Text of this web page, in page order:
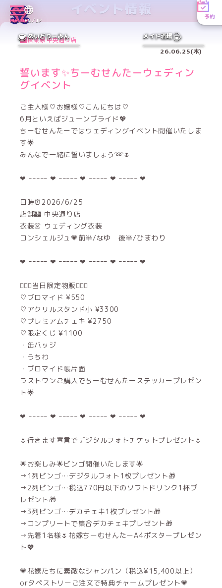
MENUEN／JP
予約
めいどりーみん メイド酒場
イベント情報
秋葉原 中央通り店
26.06.25(木)
誓います✨️ちーむせんたーウェディン
グイベント
ご主人様♡お嬢様♡こんにちは♡
6月といえばジューンブライド💖
ちーむせんたーではウェディングイベント開催いたしま
す🌟
みんなで一緒に誓いましょう➿🌷
❤︎‬ ｰｰｰｰｰ ‪‪❤︎‬ ｰｰｰｰｰ ‪‪❤︎‬ ｰｰｰｰｰ ‪‪❤︎‬ ｰｰｰｰｰ ❤︎
日時⏰2026/6/25
店舗🏰 中央通り店
衣装👗 ウェディング衣装
コンシェルジュ💗前半/なゆ 後半/ひまわり
❤︎‬ ｰｰｰｰｰ ‪‪❤︎‬ ｰｰｰｰｰ ‪‪❤︎‬ ｰｰｰｰｰ ‪‪❤︎‬ ｰｰｰｰｰ ❤︎
👰🏻‍♀️当日限定物販👰🏻‍♀️
♡ブロマイド ¥550
♡アクリルスタンド小 ¥3300
♡プレミアムチェキ ¥2750
♡限定くじ ¥1100
・缶バッジ
・うちわ
・ブロマイド帳片面
ラストワンご購入でちーむせんたーステッカープレゼン
ト🌟
❤︎‬ ｰｰｰｰｰ ‪‪❤︎‬ ｰｰｰｰｰ ‪‪❤︎‬ ｰｰｰｰｰ ‪‪❤︎‬ ｰｰｰｰｰ ❤︎
🌷行きます宣言でデジタルフォトチケットプレゼント🌷
🌟お楽しみ🌟ビンゴ開催いたします🌟
→1列ビンゴ…デジタルフォト1枚プレゼント🎁
→2列ビンゴ…税込770円以下のソフトドリンク1杯プ
レゼント🎁
→3列ビンゴ…デカチェキ1枚プレゼント🎁
→コンプリートで集合デカチェキプレゼント🎁
→先着1名様🌷花嫁ちーむせんたーA4ポスタープレゼン
ト💖
💗花嫁たちに素敵なシャンパン（税込¥15,400以上）
orタペストリーご注文で特典チャームプレゼント💗